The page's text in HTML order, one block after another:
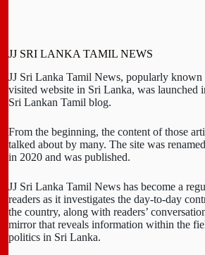
JJ SRI LANKA TAMIL NEWS
JJ Sri Lanka Tamil News, popularly known
visited website in Sri Lanka, was launched
Sri Lankan Tamil blog.
From the beginning, the content of those
talked about by many. The site was
in 2020 and was published.
JJ Sri Lanka Tamil News has become a
readers as it investigates the day-to-day
the country, along with readers’
mirror that reveals information within the
politics in Sri Lanka.